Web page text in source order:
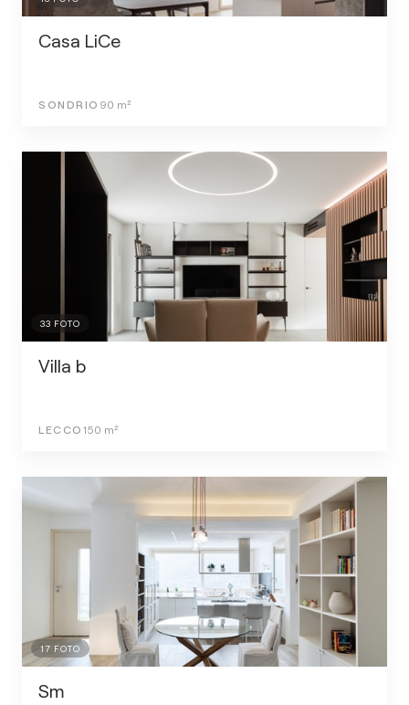
Casa LiCe
SONDRIO 90 m²
33 FOTO
Villa b
LECCO 150 m²
17 FOTO
Sm